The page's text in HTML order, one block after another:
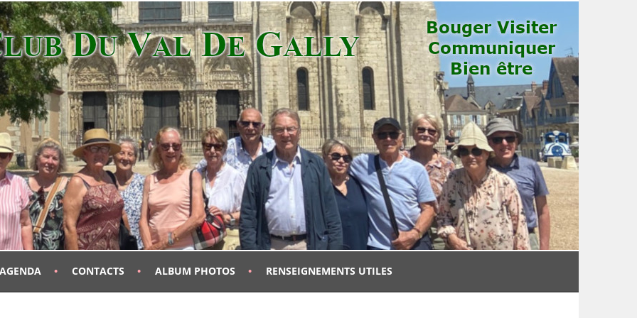
AGENDA CONTACTS ALBUM PHOTOS RENSEIGNEMENTS UTILES